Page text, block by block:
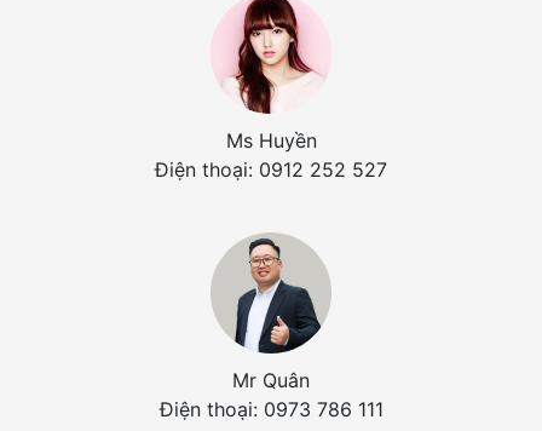
Ms Huyền
Điện thoại: 0912 252 527
Mr Quân
Điện thoại: 0973 786 111